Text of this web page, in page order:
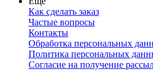
Как сделать заказ
Частые вопросы
Контакты
Обработка персональных
Политика персональных
Согласие на получение